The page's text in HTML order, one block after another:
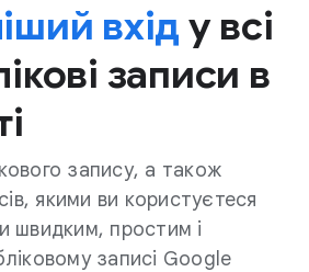
вхід у всі
записи в
запису, а також
якими ви користуєтеся
швидким, простим і
записі Google